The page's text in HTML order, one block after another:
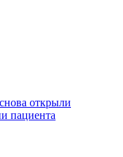
открыли
пациента